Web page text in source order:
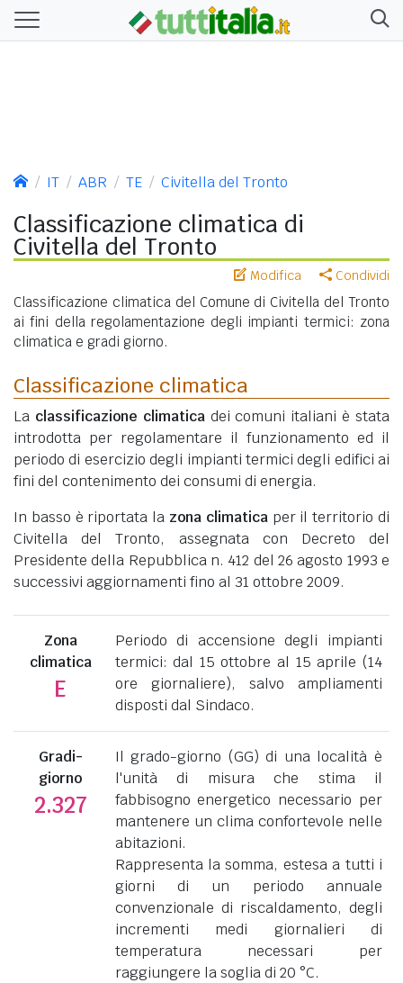
IT ABR TE Civitella del Tronto
Classificazione climatica di
Civitella del Tronto
Modifica Condividi
Classificazione climatica del Comune di Civitella del Tronto
ai fini della regolamentazione degli impianti termici: zona
climatica e gradi giorno.
Classificazione climatica
La classificazione climaticadei comuni italiani è stata
introdotta per regolamentare il funzionamento ed il
periodo di esercizio degli impianti termici degli edifici ai
fini del contenimento dei consumi di energia.
In basso è riportata la zona climaticaper il territorio di
Civitella del Tronto, assegnata con Decreto del
Presidente della Repubblica n. 412 del 26 agosto 1993 e
successivi aggiornamenti fino al 31 ottobre 2009.
Zona
climatica
E
Periodo di accensione degli impianti
termici: dal 15 ottobre al 15 aprile (14
ore giornaliere), salvo ampliamenti
disposti dal Sindaco.
Gradi-
giorno
2.327
Il grado-giorno (GG) di una località è
l'unità di misura che stima il
fabbisogno energetico necessario per
mantenere un clima confortevole nelle
abitazioni.
Rappresenta la somma, estesa a tutti i
giorni di un periodo annuale
convenzionale di riscaldamento, degli
incrementi medi giornalieri di
temperatura necessari per
raggiungere la soglia di 20 °C.